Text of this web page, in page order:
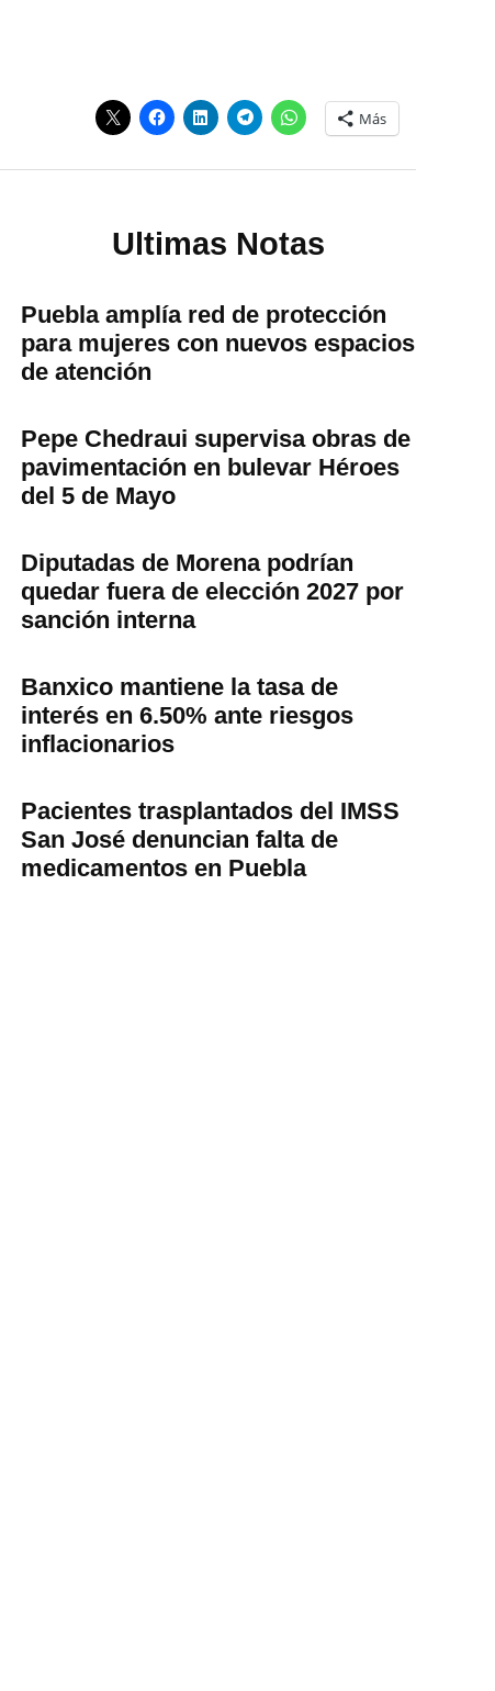
Más
Ultimas Notas
Puebla amplía red de protección
para mujeres con nuevos espacios
de atención
Pepe Chedraui supervisa obras de
pavimentación en bulevar Héroes
del 5 de Mayo
Diputadas de Morena podrían
quedar fuera de elección 2027 por
sanción interna
Banxico mantiene la tasa de
interés en 6.50% ante riesgos
inflacionarios
Pacientes trasplantados del IMSS
San José denuncian falta de
medicamentos en Puebla